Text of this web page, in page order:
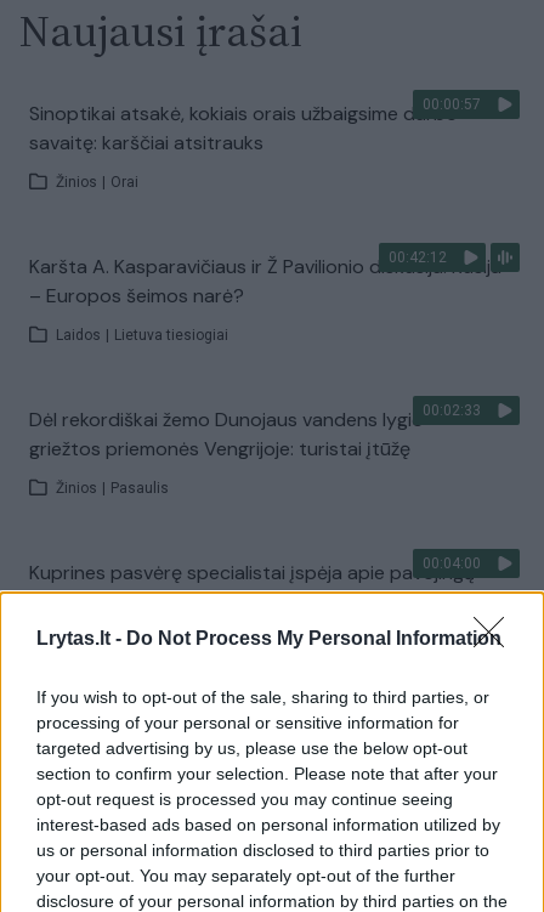
Lrytas.lt - Do Not Process My Personal Information
If you wish to opt-out of the sale, sharing to third parties, or
processing of your personal or sensitive information for
targeted advertising by us, please use the below opt-out
section to confirm your selection. Please note that after your
opt-out request is processed you may continue seeing
interest-based ads based on personal information utilized by
us or personal information disclosed to third parties prior to
your opt-out. You may separately opt-out of the further
disclosure of your personal information by third parties on the
Naujausi įrašai
00:00:57
Sinoptikai atsakė, kokiais orais užbaigsime darbo
savaitę: karščiai atsitrauks
Žinios Orai
00:42:12
Karšta A. Kasparavičiaus ir Ž Pavilionio diskusija: Rusija
– Europos šeimos narė?
Laidos Lietuva tiesiogiai
00:02:33
Dėl rekordiškai žemo Dunojaus vandens lygio –
griežtos priemonės Vengrijoje: turistai įtūžę
Žinios Pasaulis
00:04:00
Kuprines pasvėrę specialistai įspėja apie pavojingą
įprotį: tą daro daugiau nei pusė pradinukų
Žinios | Lietuvos diena
Visi įrašai
Žiūrimiausi įrašai